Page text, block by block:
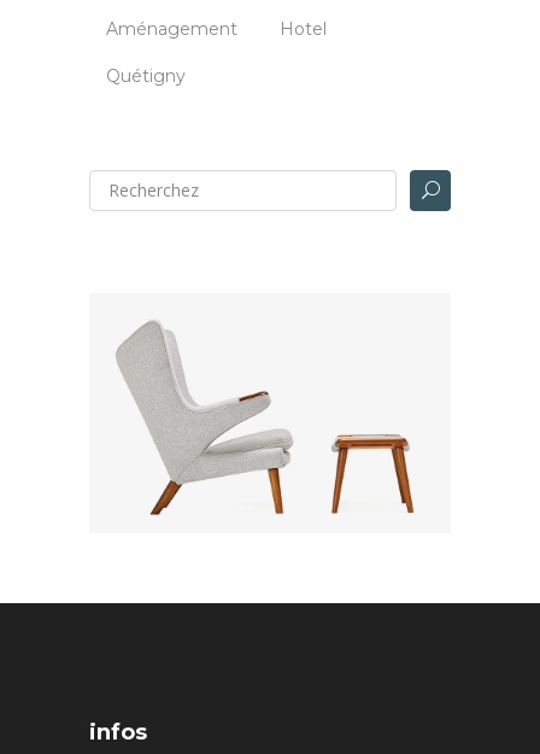
Aménagement Hotel
Quétigny
infos